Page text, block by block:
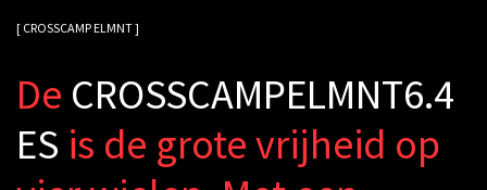
[ CROSSCAMP ELMNT ]
De CROSSCAMPELMNT6.4
ES is de grotevrijheid op